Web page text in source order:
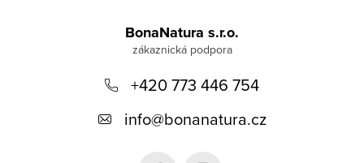
BonaNatura s.r.o.
+420 773 446 754
info@bonanatura.cz